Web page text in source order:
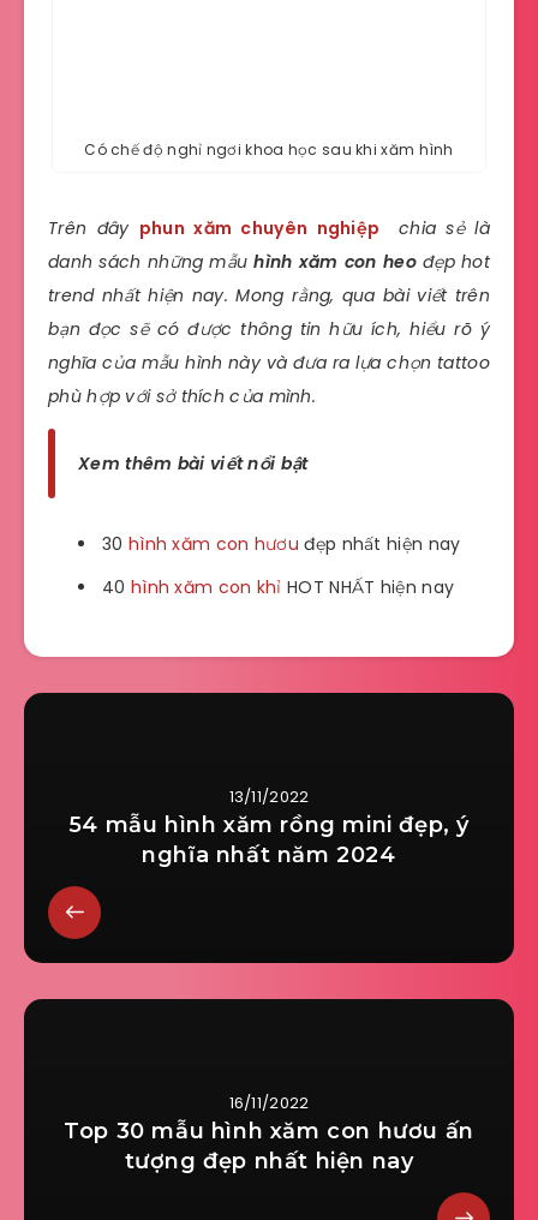
Có chế độ nghỉ ngơi khoa học sau khi xăm hình
Trên đây phun xăm chuyên nghiệp
chia sẻ là
danh sách những mẫu hình xăm con heođẹp hot
trend nhất hiện nay. Mong rằng, qua bài viết trên
bạn đọc sẽ có được thông tin hữu ích, hiểu rõ ý
nghĩa của mẫu hình này và đưa ra lựa chọn tattoo
phù hợp với sở thích của mình.
Xem thêm bài viết nổi bật
30 hình xăm con hươu đẹp nhất hiện nay
40 hình xăm con khỉ HOT NHẤT hiện nay
13/11/2022
54 mẫu hình xăm rồng mini đẹp, ý
nghĩa nhất năm 2024
16/11/2022
Top 30 mẫu hình xăm con hươu ấn
tượng đẹp nhất hiện nay